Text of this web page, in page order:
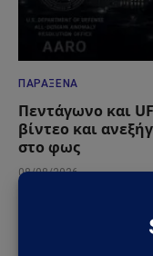
ΠΑΡΆΞΕΝΑ
Πεντάγωνο και
βίντεο και
στο φως
08/08/2026